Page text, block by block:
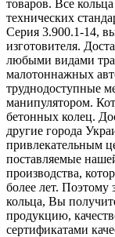
товаров. Все
технических
Серия 3.900.1-14,
изготовителя.
любыми видами
малотоннажных
труднодоступные
манипулятором.
бетонных колец.
другие города
привлекательным
поставляемые
производства,
более лет. Поэтому
кольца, Вы
продукцию,
сертификатами